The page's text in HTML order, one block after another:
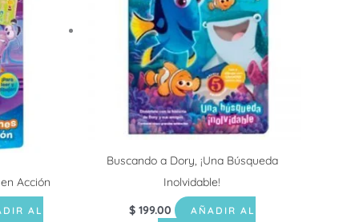
Acción
AL
Buscando a Dory, ¡Una Búsqueda
Inolvidable!
$199.00 AÑADIR AL